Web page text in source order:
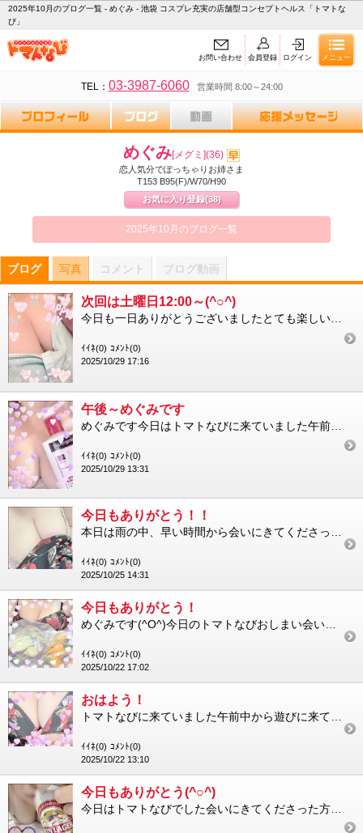
2025年10月のブログ一覧 - めぐみ - 池袋 コスプレ充実の店舗型コンセプトヘルス「トマトな
び」
お問い合わせ 会員登録 ログイン メニュー
TEL： 03-3987-6060 営業時間 8:00～24:00
めぐみ[メグミ](36)
恋人気分でぽっちゃりお姉さま
T153 B95(F)/W70/H90
お気に入り登録(38)
2025年10月のブログ一覧
ブログ 写真 コメント ブログ動画
次回は土曜日12:00～(^○^)
ｲｲﾈ(0) ｺﾒﾝﾄ(0)
2025/10/29 17:16
午後～めぐみです
ｲｲﾈ(0) ｺﾒﾝﾄ(0)
2025/10/29 13:31
今日もありがとう！！
ｲｲﾈ(0) ｺﾒﾝﾄ(0)
2025/10/25 14:31
今日もありがとう！
ｲｲﾈ(0) ｺﾒﾝﾄ(0)
2025/10/22 17:02
おはよう！
ｲｲﾈ(0) ｺﾒﾝﾄ(0)
2025/10/22 13:10
今日もありがとう(^○^)